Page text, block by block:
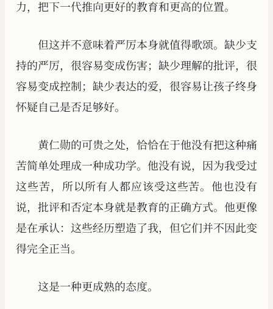
力，把下一代推向更好的教育和更高的位置。
但这并不意味着严厉本身就值得歌颂。缺少支
持的严厉，很容易变成伤害；缺少理解的批评，很
容易变成控制；缺少表达的爱，很容易让孩子终身
怀疑自己是否足够好。
黄仁勋的可贵之处，恰恰在于他没有把这种痛
苦简单处理成一种成功学。他没有说，因为我受过
这些苦，所以所有人都应该受这些苦。他也没有
说，批评和否定本身就是教育的正确方式。他更像
是在承认：这些经历塑造了我，但它们并不因此变
得完全正当。
这是一种更成熟的态度。